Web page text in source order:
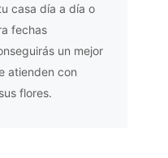
casa día a día o
fechas
un mejor
atienden con
flores.